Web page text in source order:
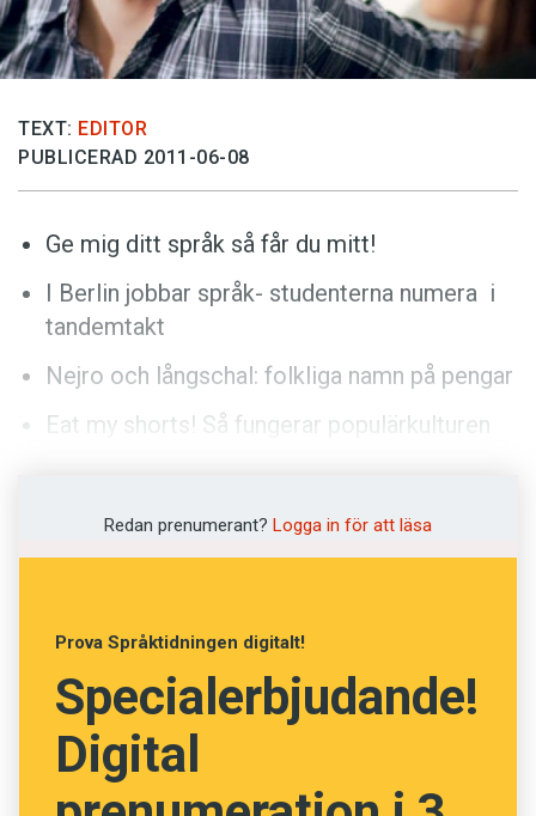
Anmäl till språkpolisen
Föreslå nyord
Prenumerera
Läs Språktidningen digitalt
Press
TEXT: EDITOR
PUBLICERAD 2011-06-08
Ge mig ditt språk så får du mitt!
I Berlin jobbar språk- studenterna numera i
tandemtakt
Nejro och långschal: folkliga namn på pengar
Eat my shorts! Så fungerar populärkulturen
Redan prenumerant? Logga in för att läsa
Prova Språktidningen digitalt!
Specialerbjudande!
Digital